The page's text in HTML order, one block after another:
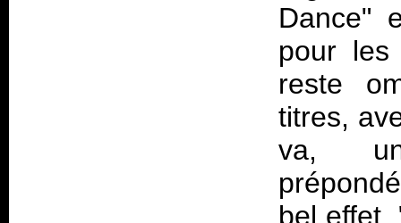
Dance"
pour
reste
titres,
va,
bel effet.